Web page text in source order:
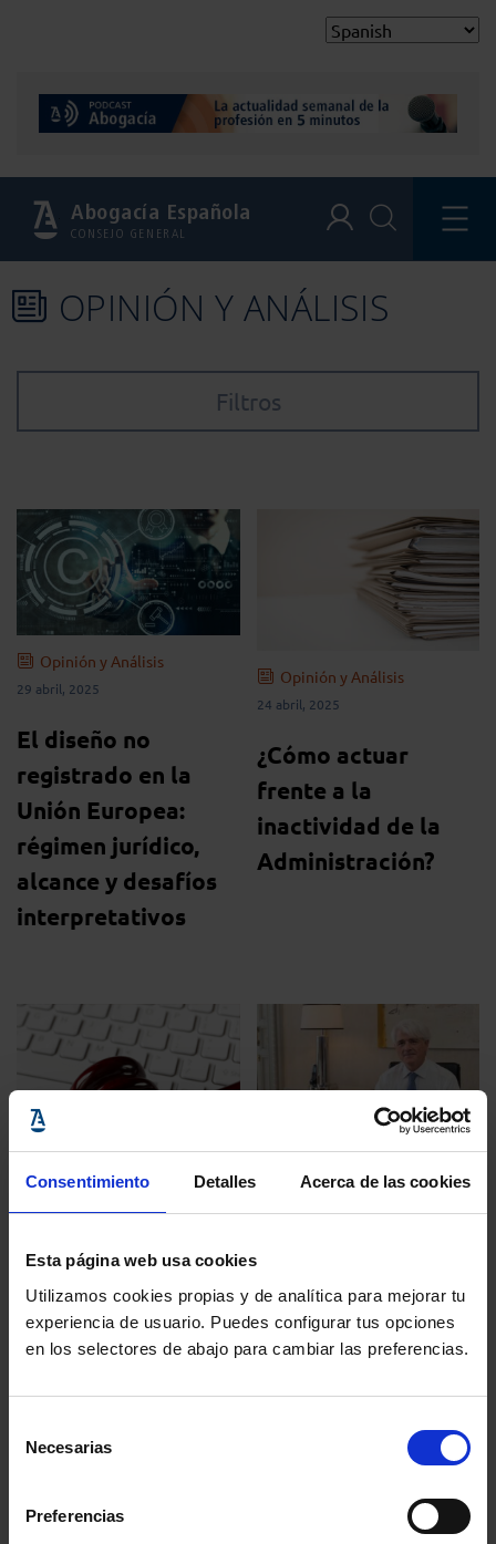
Consentimiento Detalles Acerca de las cookies
Esta página web usa cookies
Utilizamos cookies propias y de analítica para mejorar tu
experiencia de usuario. Puedes configurar tus opciones
en los selectores de abajo para cambiar las preferencias.
Necesarias
Preferencias
Abogacía Española
CONSEJO GENERAL
OPINIÓN Y ANÁLISIS
Filtros
Opinión y Análisis
29 abril, 2025
El diseño no
registrado en la
Unión Europea:
régimen jurídico,
alcance y desafíos
interpretativos
24 abril, 2025
Sentencias
laborales en 2024:
Opinión y Análisis
24 abril, 2025
¿Cómo actuar
frente a la
inactividad de la
Administración?
Opinión y Análisis
Una oportunidad
para la Justicia